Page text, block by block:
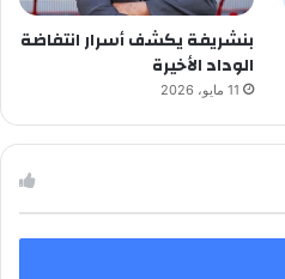
بنشريفة يكشف أسرار انتفاضة
الوداد الأخيرة
11 مايو، 2026